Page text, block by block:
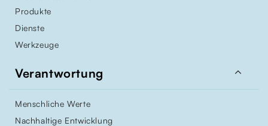
Produkte
Dienste
Werkzeuge
Verantwortung 
Menschliche Werte
Nachhaltige Entwicklung